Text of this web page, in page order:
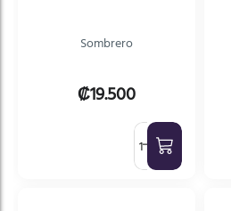
Sombrero
₡19.500